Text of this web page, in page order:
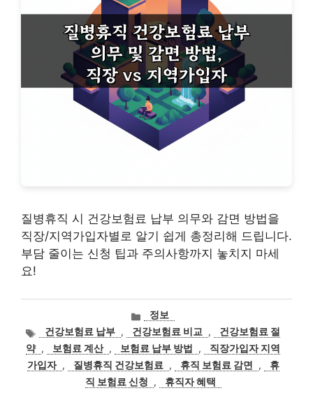
질병휴직 시 건강보험료 납부 의무와 감면 방법을
직장/지역가입자별로 알기 쉽게 총정리해 드립니다.
부담 줄이는 신청 팁과 주의사항까지 놓치지 마세
요!
카
테
고
리
정보
태건강보험료 납부 , 건강보험료 비교 ,
건강보험료 절
약 , 보험료 계산 , 보험료 납부 방법 ,
직장가입자 지역
가입자 , 질병휴직 건강보험료 , 휴직 보험료 감면 ,
휴
직 보험료 신청
, 휴직자 혜택